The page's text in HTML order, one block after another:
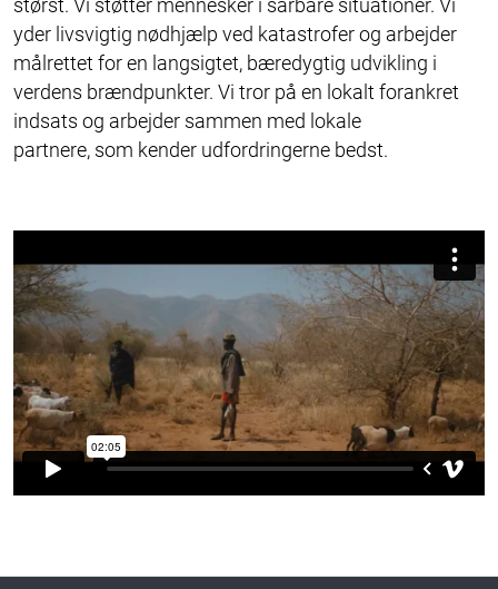
størst. Vi støtter mennesker i sårbare situationer. Vi
yder livsvigtig nødhjælp ved katastrofer og arbejder
målrettet for en langsigtet, bæredygtig udvikling i
verdens brændpunkter. Vi tror på en lokalt forankret
indsats og arbejder sammen med lokale
partnere, som kender udfordringerne bedst.